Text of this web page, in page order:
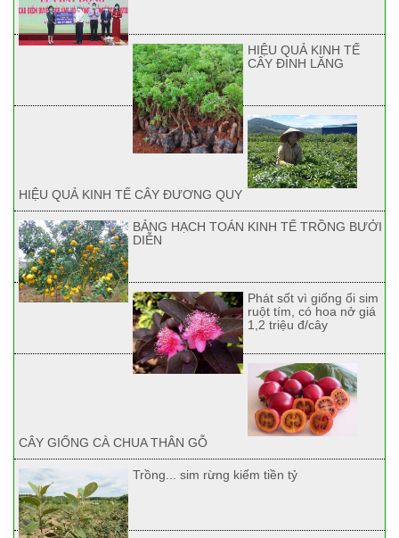
HIỆU QUẢ KINH TẾ
CÂY ĐINH LĂNG
HIỆU QUẢ KINH TẾ CÂY ĐƯƠNG QUY
BẢNG HẠCH TOÁN KINH TẾ TRỒNG BƯỞI
DIỄN
Phát sốt vì giống ổi sim
ruột tím, có hoa nở giá
1,2 triệu đ/cây
CÂY GIỐNG CÀ CHUA THÂN GỖ
Trồng... sim rừng kiếm tiền tỷ